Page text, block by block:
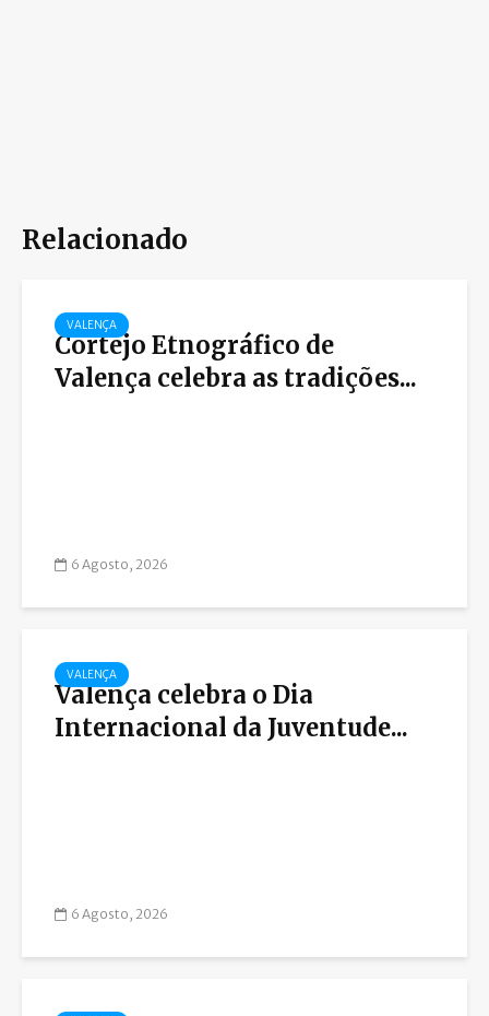
Relacionado
VALENÇA
Cortejo Etnográfico de
Valença celebra as tradições...
6 Agosto, 2026
VALENÇA
Valença celebra o Dia
Internacional da Juventude...
6 Agosto, 2026